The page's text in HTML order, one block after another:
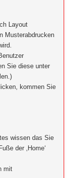
Layout
Musterabdrucken
Sie diese unter
kommen Sie
wissen das Sie
der ‚Home‘
mit